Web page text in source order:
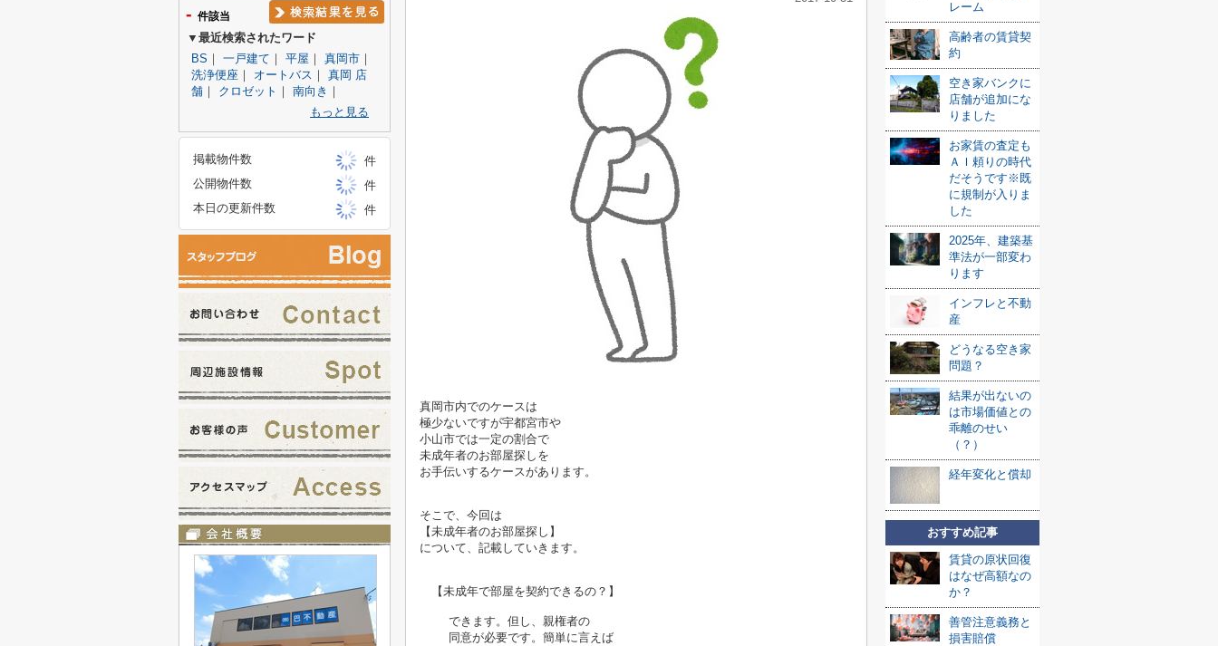
真岡市内でのケースは
極少ないですが宇都宮市や
小山市では一定の割合で
未成年者のお部屋探しを
お手伝いするケースがあります。
そこで、今回は
【未成年者のお部屋探し】
について、記載していきます。
【未成年で部屋を契約できるの？】
できます。但し、親権者の
同意が必要です。 簡単に言えば
レーム
高齢者の賃貸契
約
空き家バンクに
店舗が追加にな
りました
お家賃の査定も
ＡＩ頼りの時代
だそうです※既
に規制が入りま
した
2025年、建築基
準法が一部変わ
ります
インフレと不動
産
どうなる空き家
問題？
結果が出ないの
は市場価値との
乖離のせい
（？）
経年変化と償却
おすすめ記事
賃貸の原状回復
はなぜ高額なの
か？
善管注意義務と
損害賠償
- 件該当
▼最近検索されたワード
BS ｜ 一戸建て ｜ 平屋 ｜ 真岡市 ｜
洗浄便座 ｜ オートバス ｜ 真岡 店
舗 ｜ クロゼット ｜ 南向き ｜
もっと見る
掲載物件数
件
公開物件数
件
本日の更新件数
件